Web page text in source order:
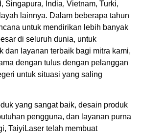
Singapura, India, Vietnam, Turki,
lainnya. Dalam beberapa tahun
untuk mendirikan lebih banyak
di seluruh dunia, untuk
dan layanan terbaik bagi mitra kami,
dengan tulus dengan pelanggan
untuk situasi yang saling
yang sangat baik, desain produk
pengguna, dan layanan purna
TaiyiLaser telah membuat